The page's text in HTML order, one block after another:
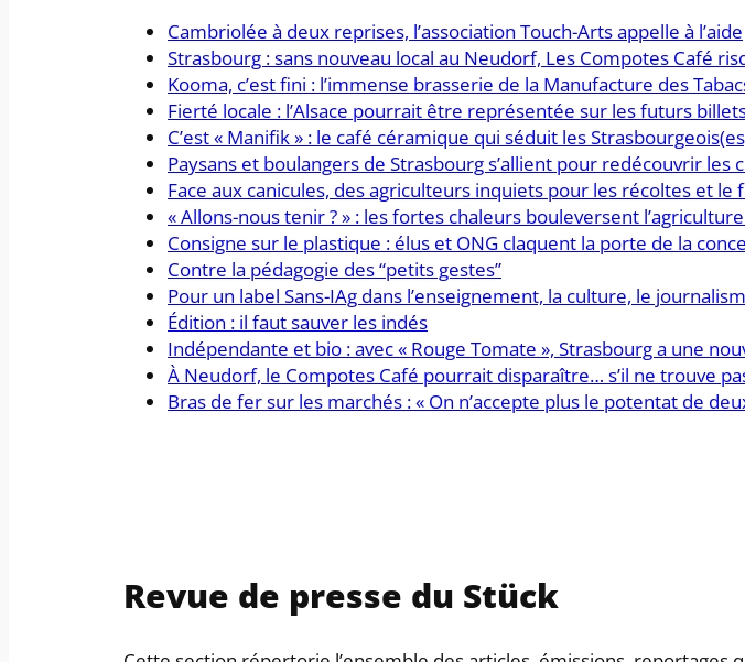
Cambriolée à deux reprises, l’association Touch-Arts appelle à l’aide
Strasbourg : sans nouveau local au Neudorf, Les Compotes Café
Kooma, c’est fini : l’immense brasserie de la Manufacture des
Fierté locale : l’Alsace pourrait être représentée sur les futurs
C’est « Manifik » : le café céramique qui séduit les
Paysans et boulangers de Strasbourg s’allient pour redécouvrir les
Face aux canicules, des agriculteurs inquiets pour les récoltes et le
« Allons-nous tenir ? » : les fortes chaleurs bouleversent
Consigne sur le plastique : élus et ONG claquent la porte de la
Contre la pédagogie des “petits gestes”
Pour un label Sans-IAg dans l’enseignement, la culture, le
Édition : il faut sauver les indés
Indépendante et bio : avec « Rouge Tomate », Strasbourg a une
À Neudorf, le Compotes Café pourrait disparaître… s’il ne trouve
Bras de fer sur les marchés : « On n’accepte plus le potentat de
Revue de presse du Stück